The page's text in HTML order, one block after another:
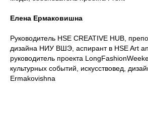
Елена Ермаковишна
Руководитель HSE CREATIVE HUB,
дизайна НИУ ВШЭ, аспирант в HSE Art
руководитель проекта
культурных событий, искусствовед,
Ermakovishna